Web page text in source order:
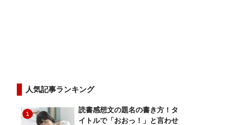
人気記事ランキング
1
読書感想文の題名の書き方！タ
イトルで「おおっ！」と言わせ